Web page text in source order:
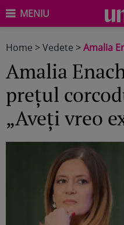
MENIU
Home >Vedete >Amalia Enache,
Amalia
prețul
„Aveți vreo